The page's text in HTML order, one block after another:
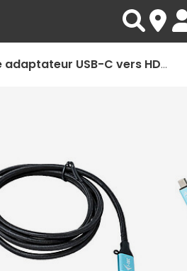
i-tec Câble adaptateur USB-C vers HDMI